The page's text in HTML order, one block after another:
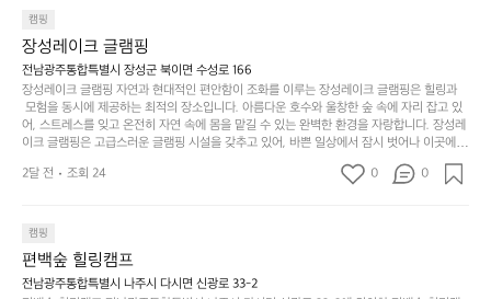
을
가
려
보
세
요.
는
크
기,
무
게,
웃
도
어
의
경
이
라
고
해
야
하
으며 깊은 숙면을 취할 수 있는 기회를 제공합니다.  이곳은 자연과의 완벽한 조화를 이루며,
다채로운 야외 활동을 제공합니다. 특히 어린이들은 안전하게 놀 수 있는 놀이시설이 마련
되어 있어 부모님들과 함께 즐거운 시간을 보낼 수 있습니다. 주변의 다양한 관광지와 먹거
리를 탐험하는 재미도 포레스트 창평의 매력 중 하나입니다.  또한, 캠핑장을 방문한 후 지속
적으로 재방문하는 이들이 많아 인기가 날로 상승하고 있습니다. 포레스트 창평은 단순한 캠
핑 그 이상을 제공하며, 자연을 사랑하는 모든 이들에게 꼭 한번 경험해봐야 할 장소로 자리
잡았습니다.  인기 정도: ★★★★★
캠핑
장성레이크 글램핑
전남광주통합특별시 장성군 북이면 수성로 166
장성레이크 글램핑 자연과 현대적인 편안함이 조화를 이루는 장성레이크 글램핑은 힐링과
모험을 동시에 제공하는 최적의 장소입니다. 아름다운 호수와 울창한 숲 속에 자리 잡고 있
어, 스트레스를 잊고 온전히 자연 속에 몸을 맡길 수 있는 완벽한 환경을 자랑합니다. 장성레
이크 글램핑은 고급스러운 글램핑 시설을 갖추고 있어, 바쁜 일상에서 잠시 벗어나 이곳에
오면 사치스러운 휴식이 가능해집니다. 독립된 텐트에서 제공되는 특별한 불멍 공간은 소중
한 사람과 함께 따뜻한 이야기를 나눌 수 있는 소중한 시간을 만들어 줍니다. 또한, 주변의 자
을 창출하는 시간이 될 것입니다. 특히 식사를 좋아하는 분들에게는 매주 특별한 바비큐 파
티와 지역에서 나는 신선한 재료로 만든 다양한 요리를 제공하여 미각을 만족시켜 줍니다.
장성레이크 글램핑은 그 아름다운 경관과 최고 품질의 시설 덕분에 최근 몇 년 사이에 특히
주목받고 있는 캠핑장 중 하나입니다. 주말이면 방문객이 가득해 예약이 빠르게 차는 만큼
2달 전 조회 24 0 0
캠핑
편백숲 힐링캠프
전남광주통합특별시 나주시 다시면 신광로 33-2